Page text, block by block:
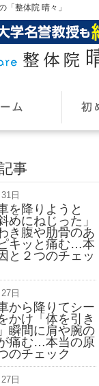
「整体院 晴々」
事
日
を降りようと
めにねじった」
き腹や肋骨のあ
キッと痛む…本
と２つのチェッ
日
から降りてシー
かけ「体を引き
瞬間に肩や腕の
痛む…本当の原
のチェック
日